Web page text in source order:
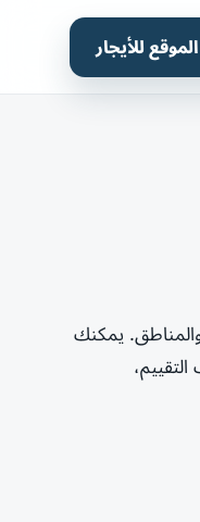
الموقع للأيجار
يمكنك